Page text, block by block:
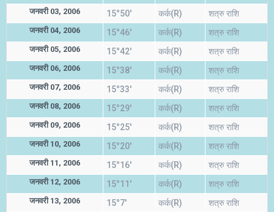
जनवरी 03, 2006 15°50' कर्क(R) शत्रु राशि
जनवरी 04, 2006 15°46' कर्क(R) शत्रु राशि
जनवरी 05, 2006 15°42' कर्क(R) शत्रु राशि
जनवरी 06, 2006 15°38' कर्क(R) शत्रु राशि
जनवरी 07, 2006 15°33' कर्क(R) शत्रु राशि
जनवरी 08, 2006 15°29' कर्क(R) शत्रु राशि
जनवरी 09, 2006 15°25' कर्क(R) शत्रु राशि
जनवरी 10, 2006 15°20' कर्क(R) शत्रु राशि
जनवरी 11, 2006 15°16' कर्क(R) शत्रु राशि
जनवरी 12, 2006 15°11' कर्क(R) शत्रु राशि
जनवरी 13, 2006 15°7' कर्क(R) शत्रु राशि